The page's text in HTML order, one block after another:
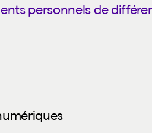
personnels de